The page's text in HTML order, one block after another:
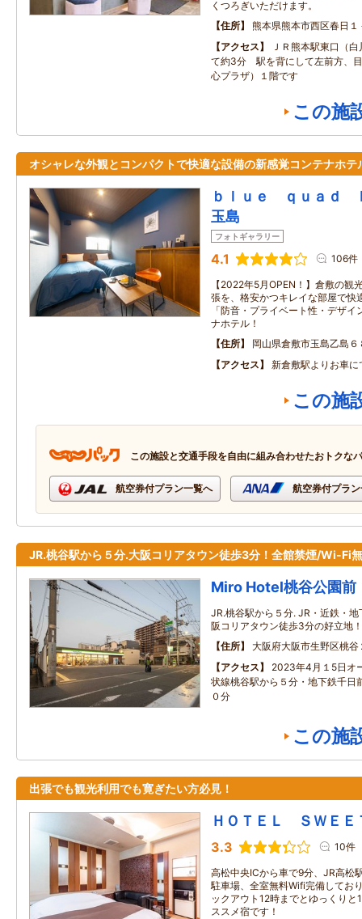
くつろぎいただけます。
住所
熊本県熊本市西区春日１
アクセス
ＪＲ熊本駅東口（
て約3分 駅を背にして左前方、
心プラザ）１階です
この施
オシャレな外観とコンパクトで快適な設備の新感覚コンテナホテ
ｂｌｕｅ ｑｕａｄ
玉島
フォトギャラリー
4.1 106件
【2022年5月OPEN！】倉敷の観
張を、格安かつキレイな部屋で快
「防音・プライベート性・デザ
ナホテル！
住所
岡山県倉敷市玉島乙島６
アクセス
新倉敷駅よりお車に
この施
この施設と交通手段を自由に組み合わせたおトクな
航空券付プラン一覧へ 航空券付プラ
JR.桃谷駅から５分.大阪コリアタウン徒歩3分！全館禁煙/Wi-Fi
Miro Hotel桃谷公園前
JR.桃谷駅から５分. JR・近鉄・
阪コリアタウン徒歩3分の好立地
住所
大阪府大阪市生野区桃
アクセス
2023年4月１5日
状線桃谷駅から５分・地下鉄千日
０分
この施
出張でも観光利用でも寛ぎたい方必見！
ＨＯＴＥＬ ＳＷＥＥ
3.3 10件
高松中央ICから車で9分、JR高松
駐車場、全室無料Wifi完備してお
ックアウト12時までとゆっくり
ススメ宿です！